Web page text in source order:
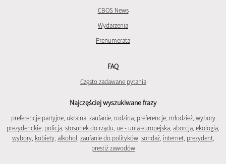
CBOS News
Wydarzenia
Prenumerata
FAQ
Często zadawane pytania
Najczęściej wyszukiwane frazy
preferencje partyjne, ukraina, zaufanie, rodzina, preferencje, młodzież, wybory
prezydenckie, policja, stosunek do rządu, ue - unia europejska, aborcja, ekologia,
wybory, kobiety, alkohol, zaufanie do polityków, sondaż, internet, prezydent,
prestiż zawodów